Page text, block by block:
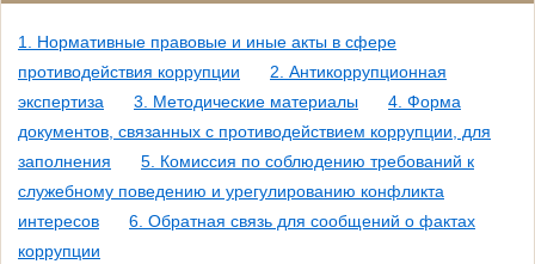
1. Нормативные правовые и иные акты в сфере
противодействия коррупции
2. Антикоррупционная
экспертиза
3. Методические материалы
4. Форма
документов, связанных с противодействием коррупции, для
заполнения
5. Комиссия по соблюдению требований к
служебному поведению и урегулированию конфликта
интересов
6. Обратная связь для сообщений о фактах
коррупции